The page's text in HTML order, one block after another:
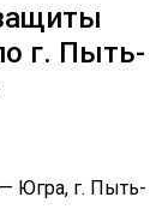
г. Пыть-
Югра, г. Пыть-